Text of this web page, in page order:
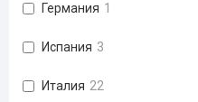
Германия 1
Испания 3
Италия 22